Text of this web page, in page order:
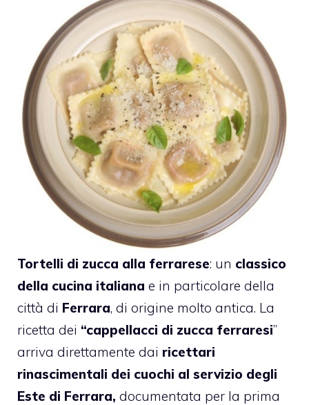
Tortelli di zucca alla ferrarese: un classico
della cucina italiana e in particolare della
città di Ferrara, di origine molto antica. La
ricetta dei “cappellacci di zucca ferraresi”
arriva direttamente dai ricettari
rinascimentali dei cuochi al servizio degli
Este di Ferrara, documentata per la prima